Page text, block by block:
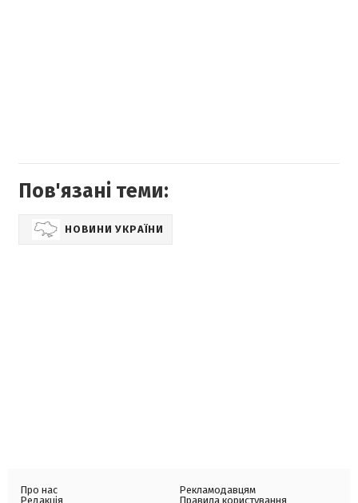
Пов'язані теми:
НОВИНИ УКРАЇНИ
Про нас
Редакція
Рекламодавцям
Правила користування